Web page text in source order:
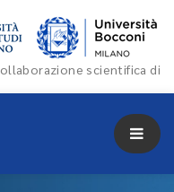
scientifica di